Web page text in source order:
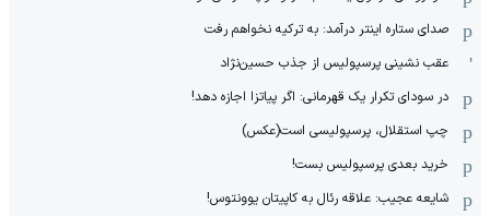
صدای ستاره اینتر درآمد: به ترکیه نخواهم رفت
عقب نشینی پرسپولیس از جذب حسین‌نژاد
در سودای تکرار یک قهرمانی: اگر پیاتزا اجازه دهد!
چپ استقلال، پرسپولیسی است(عکس)
خرید بعدی پرسپولیس بست!
شایعه عجیب: علاقه رئال به کاپیتان یوونتوس!